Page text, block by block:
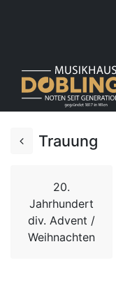
Trauung
20.
Jahrhundert
div. Advent /
Weihnachten